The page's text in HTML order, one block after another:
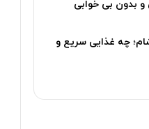
بدون بی خوابی
چه غذایی سریع و